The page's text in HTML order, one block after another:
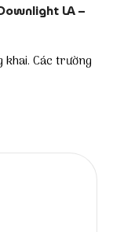
LA –
khai. Các trường